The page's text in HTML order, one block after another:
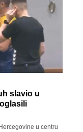
slavio u
u centru